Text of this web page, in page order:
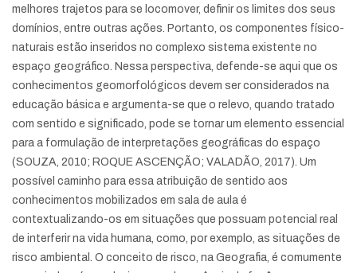
melhores trajetos para se locomover, definir os limites dos seus
domínios, entre outras ações. Portanto, os componentes físico-
naturais estão inseridos no complexo sistema existente no
espaço geográfico. Nessa perspectiva, defende-se aqui que os
conhecimentos geomorfológicos devem ser considerados na
educação básica e argumenta-se que o relevo, quando tratado
com sentido e significado, pode se tornar um elemento essencial
para a formulação de interpretações geográficas do espaço
(SOUZA, 2010; ROQUE ASCENÇÃO; VALADÃO, 2017). Um
possível caminho para essa atribuição de sentido aos
conhecimentos mobilizados em sala de aula é
contextualizando-os em situações que possuam potencial real
de interferir na vida humana, como, por exemplo, as situações de
risco ambiental. O conceito de risco, na Geografia, é comumente